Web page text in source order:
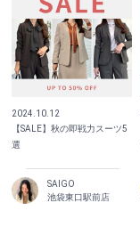
2024.10.12
【SALE】秋の即戦力スーツ5
選
SAIGO
池袋東口駅前店